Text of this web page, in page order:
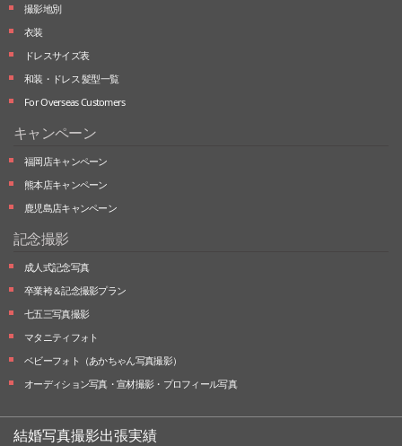
撮影地別
衣装
ドレスサイズ表
和装・ドレス 髪型一覧
For Overseas Customers
キャンペーン
福岡店キャンペーン
熊本店キャンペーン
鹿児島店キャンペーン
記念撮影
成人式記念写真
卒業袴＆記念撮影プラン
七五三写真撮影
マタニティフォト
ベビーフォト （あかちゃん写真撮影）
オーディション写真・ 宣材撮影・ プロフィール写真
結婚写真撮影出張実績